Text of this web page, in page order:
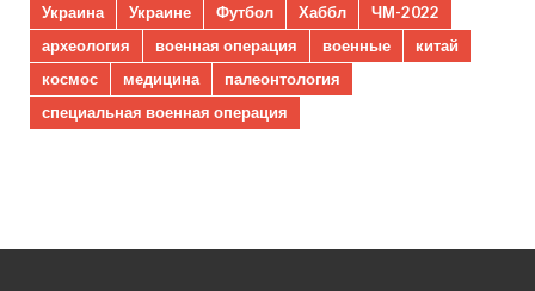
Украина
Украине Футбол Хаббл
ЧМ-2022
археология
военная операция военные
китай
космос
медицина
палеонтология
специальная военная операция